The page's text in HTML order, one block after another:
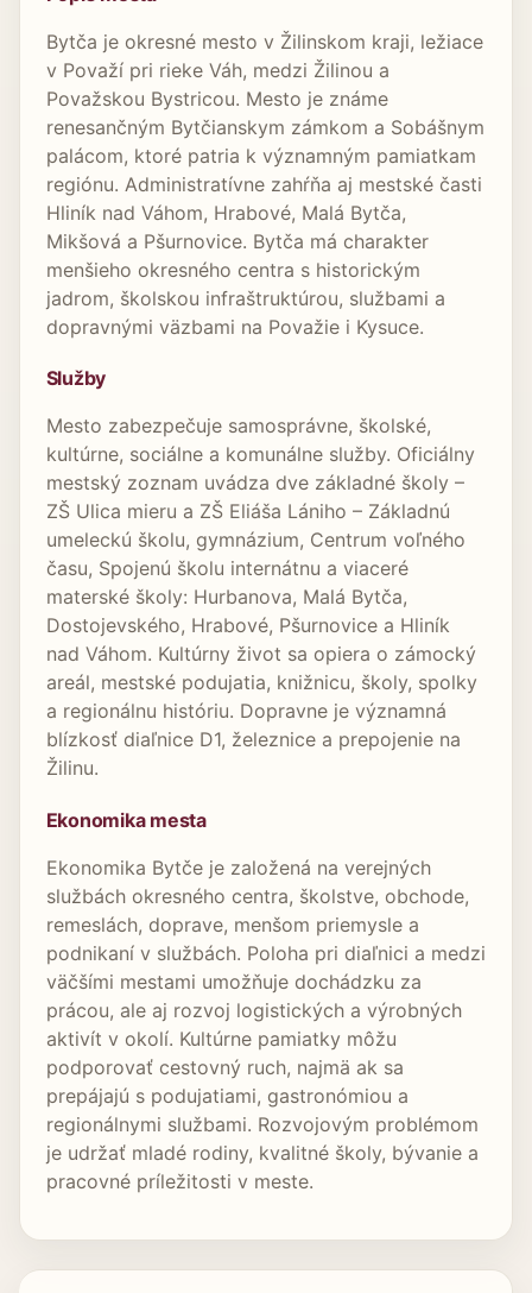
Bytča je okresné mesto v Žilinskom kraji, ležiace
v Považí pri rieke Váh, medzi Žilinou a
Považskou Bystricou. Mesto je známe
renesančným Bytčianskym zámkom a Sobášnym
palácom, ktoré patria k významným pamiatkam
regiónu. Administratívne zahŕňa aj mestské časti
Hliník nad Váhom, Hrabové, Malá Bytča,
Mikšová a Pšurnovice. Bytča má charakter
menšieho okresného centra s historickým
jadrom, školskou infraštruktúrou, službami a
dopravnými väzbami na Považie i Kysuce.
Služby
Mesto zabezpečuje samosprávne, školské,
kultúrne, sociálne a komunálne služby. Oficiálny
mestský zoznam uvádza dve základné školy –
ZŠ Ulica mieru a ZŠ Eliáša Lániho – Základnú
umeleckú školu, gymnázium, Centrum voľného
času, Spojenú školu internátnu a viaceré
materské školy: Hurbanova, Malá Bytča,
Dostojevského, Hrabové, Pšurnovice a Hliník
nad Váhom. Kultúrny život sa opiera o zámocký
areál, mestské podujatia, knižnicu, školy, spolky
a regionálnu históriu. Dopravne je významná
blízkosť diaľnice D1, železnice a prepojenie na
Žilinu.
Ekonomika mesta
Ekonomika Bytče je založená na verejných
službách okresného centra, školstve, obchode,
remeslách, doprave, menšom priemysle a
podnikaní v službách. Poloha pri diaľnici a medzi
väčšími mestami umožňuje dochádzku za
prácou, ale aj rozvoj logistických a výrobných
aktivít v okolí. Kultúrne pamiatky môžu
podporovať cestovný ruch, najmä ak sa
prepájajú s podujatiami, gastronómiou a
regionálnymi službami. Rozvojovým problémom
je udržať mladé rodiny, kvalitné školy, bývanie a
pracovné príležitosti v meste.